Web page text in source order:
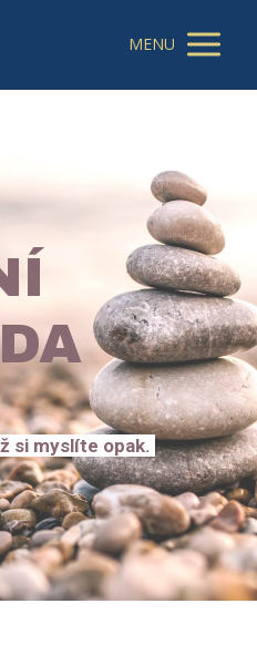
MENU
si myslíte opak.